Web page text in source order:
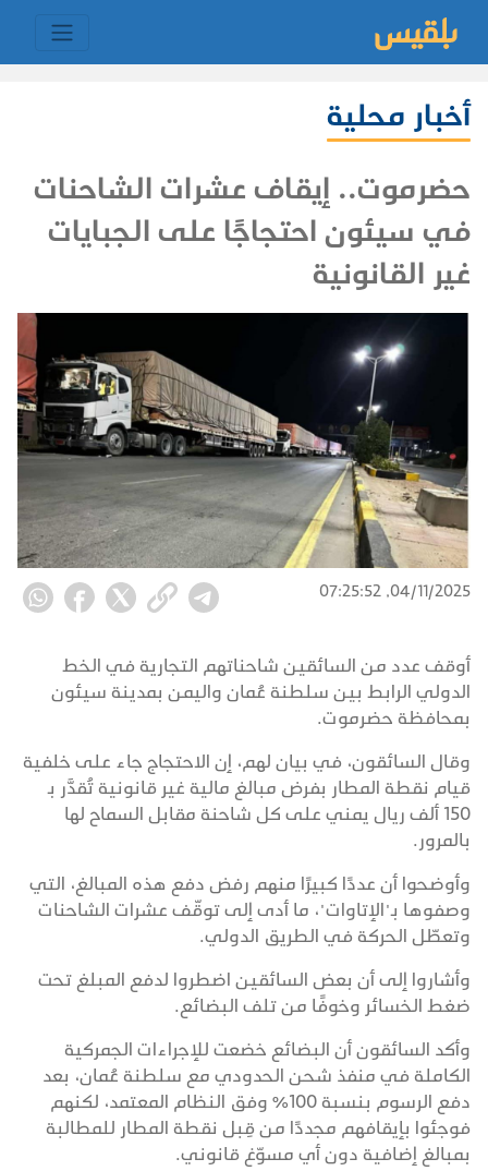
أخبار محلية
حضرموت.. إيقاف عشرات الشاحنات
في سيئون احتجاجًا على الجبايات
غير القانونية
04/11/2025, 07:25:52
أوقف عدد من السائقين شاحناتهم التجارية في الخط
الدولي الرابط بين سلطنة عُمان واليمن بمدينة سيئون
بمحافظة حضرموت.
وقال السائقون، في بيان لهم، إن الاحتجاج جاء على خلفية
قيام نقطة المطار بفرض مبالغ مالية غير قانونية تُقدَّر بـ
150 ألف ريال يمني على كل شاحنة مقابل السماح لها
بالمرور.
وأوضحوا أن عددًا كبيرًا منهم رفض دفع هذه المبالغ، التي
وصفوها بـ"الإتاوات"، ما أدى إلى توقّف عشرات الشاحنات
وتعطّل الحركة في الطريق الدولي.
وأشاروا إلى أن بعض السائقين اضطروا لدفع المبلغ تحت
ضغط الخسائر وخوفًا من تلف البضائع.
وأكد السائقون أن البضائع خضعت للإجراءات الجمركية
الكاملة في منفذ شحن الحدودي مع سلطنة عُمان، بعد
دفع الرسوم بنسبة 100% وفق النظام المعتمد، لكنهم
فوجئوا بإيقافهم مجددًا من قِبل نقطة المطار للمطالبة
بمبالغ إضافية دون أي مسوّغ قانوني.